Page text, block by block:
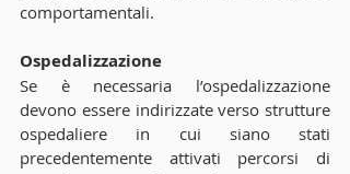
comportamentali.
Ospedalizzazione
Se è necessaria l’ospedalizzazione
devono essere indirizzate verso strutture
ospedaliere in cui siano stati
precedentemente attivati percorsi di